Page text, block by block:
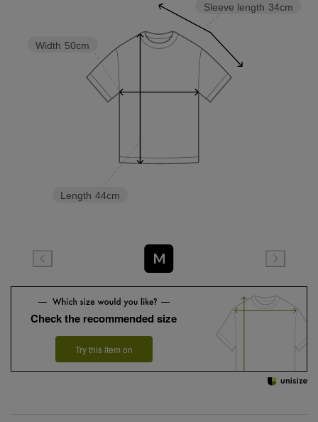
Sleeve length 34cm
Length 44cm
Width 50cm
M
Check the recommended size
Try this item on